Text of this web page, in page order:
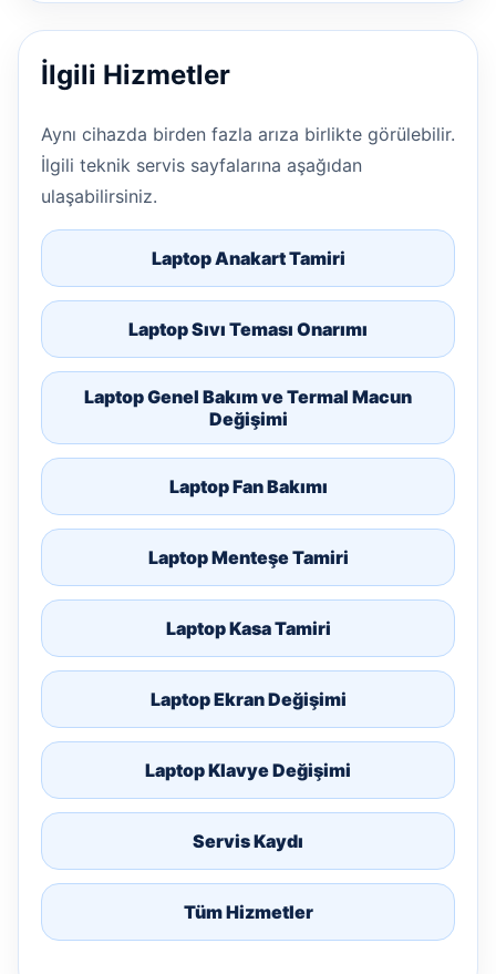
İlgili Hizmetler
Aynı cihazda birden fazla arıza birlikte görülebilir.
İlgili teknik servis sayfalarına aşağıdan
ulaşabilirsiniz.
Laptop Anakart Tamiri
Laptop Sıvı Teması Onarımı
Laptop Genel Bakım ve Termal Macun
Değişimi
Laptop Fan Bakımı
Laptop Menteşe Tamiri
Laptop Kasa Tamiri
Laptop Ekran Değişimi
Laptop Klavye Değişimi
Servis Kaydı
Tüm Hizmetler